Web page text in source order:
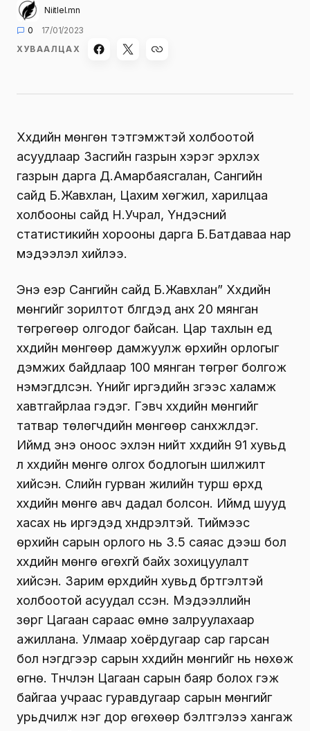
Niitlel.mn
0
17/01/2023
ХУВААЛЦАХ
Хүүхдийн мөнгөн тэтгэмжтэй холбоотой
асуудлаар Засгийн газрын хэрэг эрхлэх
газрын дарга Д.Амарбаясгалан, Сангийн
сайд Б.Жавхлан, Цахим хөгжил, харилцаа
холбооны сайд Н.Учрал, Үндэсний
статистикийн хорооны дарга Б.Батдаваа нар
мэдээлэл хийлээ.
Энэ үеэр Сангийн сайд Б.Жавхлан” Хүүхдийн
мөнгийг зорилтот бүлгүүдэд анх 20 мянган
төгрөгөөр олгодог байсан. Цар тахлын үед
хүүхдийн мөнгөөр дамжуулж өрхийн орлогыг
дэмжих байдлаар 100 мянган төгрөг болгож
нэмэгдүүлсэн. Үүнийг иргэдийн зүгээс халамж
хавтгайрлаа гэдэг. Гэвч хүүхдийн мөнгийг
татвар төлөгчдийн мөнгөөр санхүүжүүлдэг.
Иймд энэ оноос эхлэн нийт хүүхдийн 91 хувьд
л хүүхдийн мөнгө олгох бодлогын шилжилт
хийсэн. Сүүлийн гурван жилийн турш өрхүүд
хүүхдийн мөнгө авч дадал болсон. Иймд шууд
хасах нь иргэдэд хүндрэлтэй. Тиймээс
өрхийн сарын орлого нь 3.5 саяас дээш бол
хүүхдийн мөнгө өгөхгүй байх зохицуулалт
хийсэн. Зарим өрхүүдийн хувьд бүртгэлтэй
холбоотой асуудал үүссэн. Мэдээллийн
зөрүүг Цагаан сараас өмнө залруулахаар
ажиллана. Улмаар хоёрдугаар сар гарсан
бол нэгдүгээр сарын хүүхдийн мөнгийг нь нөхөж
өгнө. Түүнчлэн Цагаан сарын баяр болох гэж
байгаа учраас гуравдугаар сарын мөнгийг
урьдчилж нэг дор өгөхөөр бэлтгэлээ хангаж